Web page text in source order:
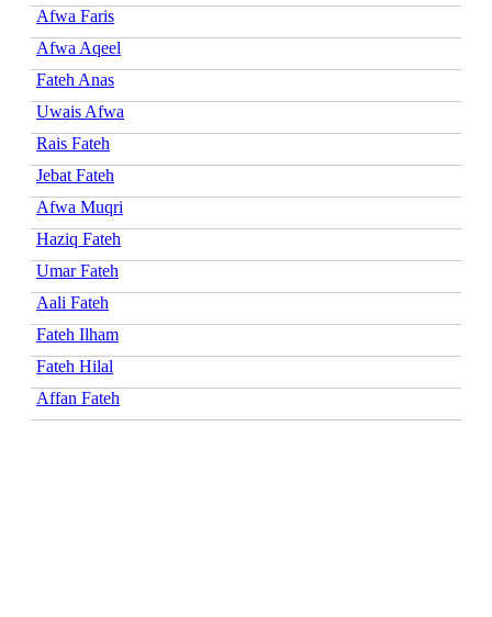
Afwa Faris
Afwa Aqeel
Fateh Anas
Uwais Afwa
Rais Fateh
Jebat Fateh
Afwa Muqri
Haziq Fateh
Umar Fateh
Aali Fateh
Fateh Ilham
Fateh Hilal
Affan Fateh